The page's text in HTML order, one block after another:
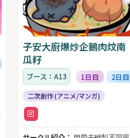
子安大廚爆炒企鵝肉炆南
瓜籽
ブース：A13 1日目 2日目
二次創作 (アニメ/マンガ)